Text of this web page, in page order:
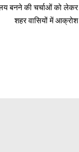
बनने की चर्चाओं को लेकर
शहर वासियों में आक्रोश